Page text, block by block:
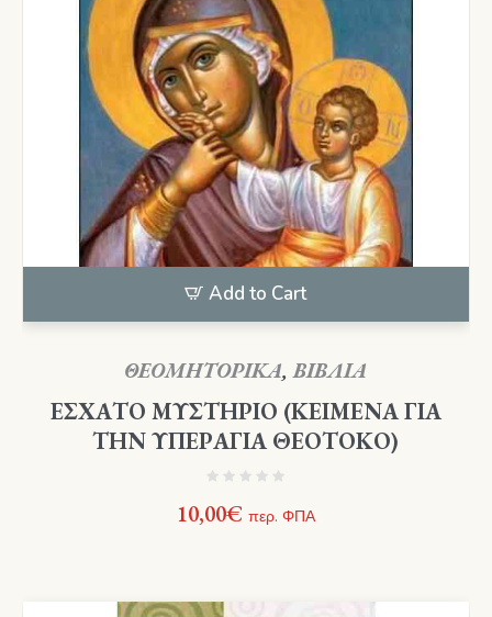
Add to Cart
ΘΕΟΜΗΤΟΡΙΚΑ,ΒΙΒΛΙΑ
ΕΣΧΑΤΟ ΜΥΣΤΗΡΙΟ (ΚΕΙΜΕΝΑ ΓΙΑ
ΤΗΝ ΥΠΕΡΑΓΙΑ ΘΕΟΤΟΚΟ)
10,00€ περ. ΦΠΑ